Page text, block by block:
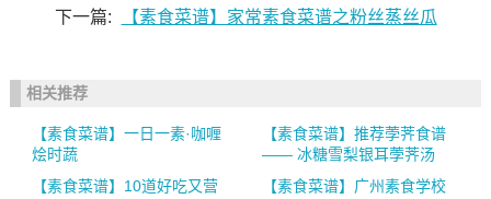
下一篇:
【素食菜谱】家常素食菜谱之粉丝蒸丝瓜
相关推荐
【素食菜谱】一日一素·咖喱
烩时蔬
【素食菜谱】推荐荸荠食谱
—— 冰糖雪梨银耳荸荠汤
【素食菜谱】10道好吃又营
【素食菜谱】广州素食学校